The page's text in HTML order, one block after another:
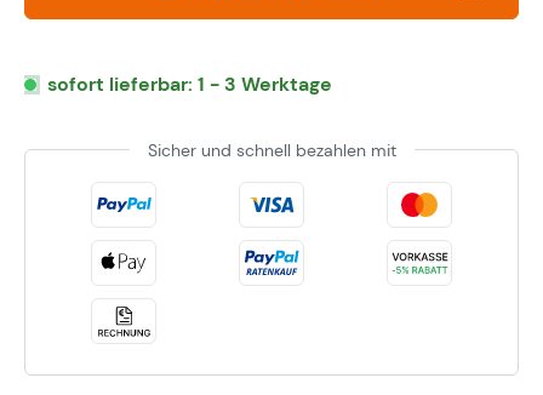
sofort lieferbar: 1 - 3 Werktage
Sicher und schnell bezahlen mit